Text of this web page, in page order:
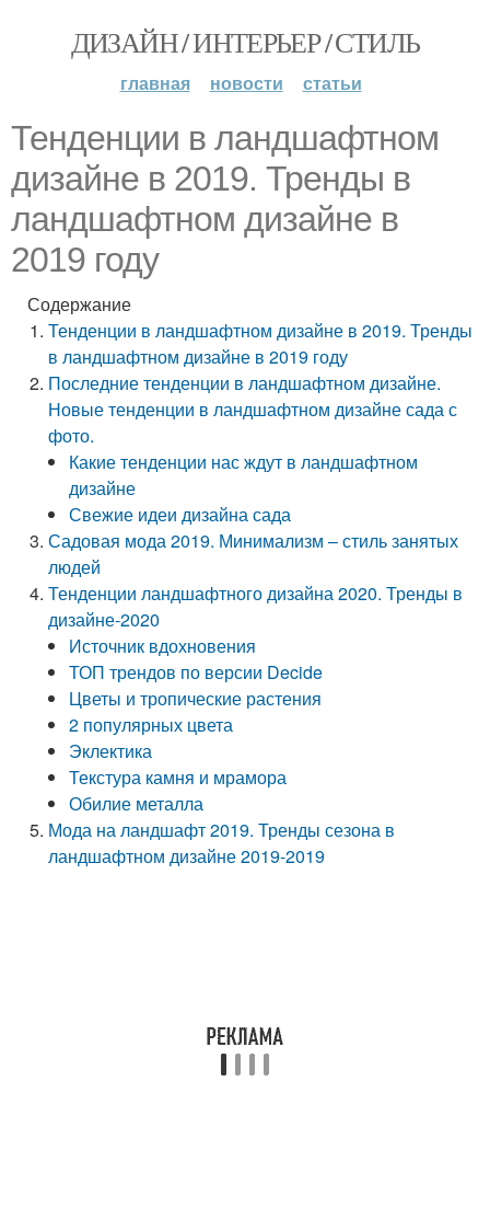
ДИЗАЙН / ИНТЕРЬЕР / СТИЛЬ
главная новости статьи
Тенденции в ландшафтном
дизайне в 2019. Тренды в
ландшафтном дизайне в
2019 году
Содержание
Тенденции в ландшафтном дизайне в 2019. Тренды
в ландшафтном дизайне в 2019 году
Последние тенденции в ландшафтном дизайне.
Новые тенденции в ландшафтном дизайне сада с
фото.
Какие тенденции нас ждут в ландшафтном
дизайне
Свежие идеи дизайна сада
Садовая мода 2019. Минимализм – стиль занятых
людей
Тенденции ландшафтного дизайна 2020. Тренды в
дизайне-2020
Источник вдохновения
ТОП трендов по версии Decide
Цветы и тропические растения
2 популярных цвета
Эклектика
Текстура камня и мрамора
Обилие металла
Мода на ландшафт 2019. Тренды сезона в
ландшафтном дизайне 2019-2019